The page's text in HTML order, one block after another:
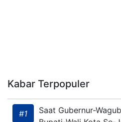
Kabar Terpopuler
#1
Saat Gubernur-